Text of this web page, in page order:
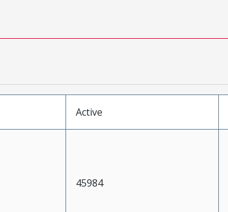
Active
45984